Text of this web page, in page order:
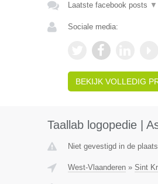
Laatste facebook posts ▼
Sociale media:
BEKIJK VOLLEDIG
Taallab logopedie |
Niet gevestigd in de
West-Vlaanderen» Sint